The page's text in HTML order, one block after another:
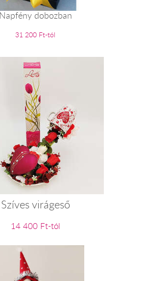
Napfény dobozban
31 200 Ft-tól
Szíves virágeső
14 400 Ft-tól